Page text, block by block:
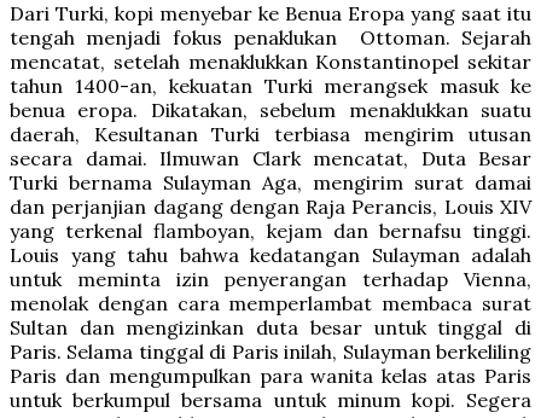
Dari Turki, kopi menyebar ke Benua Eropa yang saat itu
tengah menjadi fokus penaklukan Ottoman. Sejarah
mencatat, setelah menaklukkan Konstantinopel sekitar
tahun 1400-an, kekuatan Turki merangsek masuk ke
benua eropa. Dikatakan, sebelum menaklukkan suatu
daerah, Kesultanan Turki terbiasa mengirim utusan
secara damai. Ilmuwan Clark mencatat, Duta Besar
Turki bernama Sulayman Aga, mengirim surat damai
dan perjanjian dagang dengan Raja Perancis, Louis XIV
yang terkenal flamboyan, kejam dan bernafsu tinggi.
Louis yang tahu bahwa kedatangan Sulayman adalah
untuk meminta izin penyerangan terhadap Vienna,
menolak dengan cara memperlambat membaca surat
Sultan dan mengizinkan duta besar untuk tinggal di
Paris. Selama tinggal di Paris inilah, Sulayman berkeliling
Paris dan mengumpulkan para wanita kelas atas Paris
untuk berkumpul bersama untuk minum kopi. Segera